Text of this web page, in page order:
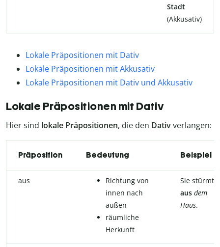
Stadt
(Akkusativ)
Lokale Präpositionen mit Dativ
Lokale Präpositionen mit Akkusativ
Lokale Präpositionen mit Dativ und Akkusativ
Lokale Präpositionen mit Dativ
Hier sind lokale Präpositionen, die den Dativverlangen:
Präposition Bedeutung Beispiel
aus
Richtung von
innen nach
außen
räumliche
Herkunft
Sie stürmt
aus dem
Haus.